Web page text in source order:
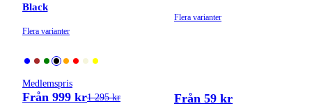
Black
Flera varianter
Medlemspris
Från 999 kr1 295 kr
Flera varianter
Från 59 kr